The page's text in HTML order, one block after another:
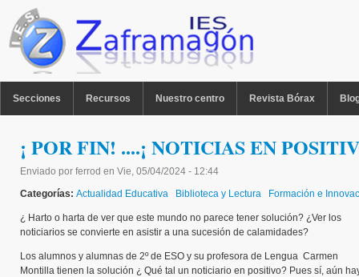
Pasar al contenido principal
Secciones Recursos Nuestro centro Revista Bórax
¡ POR FIN! ....¡ NOTICIAS EN
Enviado por ferrod en Vie, 05/04/2024 - 12:44
Categorías: Actualidad Educativa Biblioteca y Lectura Formación e
¿ Harto o harta de ver que este mundo no parece tener solución? ¿Ver los
noticiarios se convierte en asistir a una sucesión de calamidades?
Los alumnos y alumnas de 2º de ESO y su profesora de Lengua Carmen
Montilla tienen la solución ¿ Qué tal un noticiario en positivo? Pues sí, aún